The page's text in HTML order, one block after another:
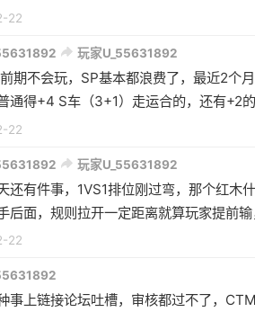
22
玩家U_55631892
期不会玩，SP基本都浪费了，最近2个
通得+4 S车（3+1）走运合的，还有+2
22
玩家U_55631892
还有件事，1VS1排位刚过弯，那个红木
后面，规则拉开一定距离就算玩家提前
22
事上链接论坛吐槽，审核都过不了，